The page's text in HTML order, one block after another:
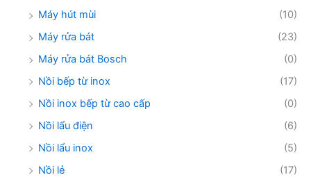
Máy hút mùi
(10)
Máy rửa bát
(23)
Máy rửa bát Bosch
(0)
Nồi bếp từ inox
(17)
Nồi inox bếp từ cao cấp
(0)
Nồi lẩu điện
(6)
Nồi lẩu inox
(5)
Nồi lẻ
(17)